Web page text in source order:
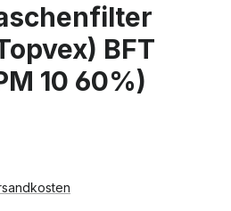
BFT
10 60%)